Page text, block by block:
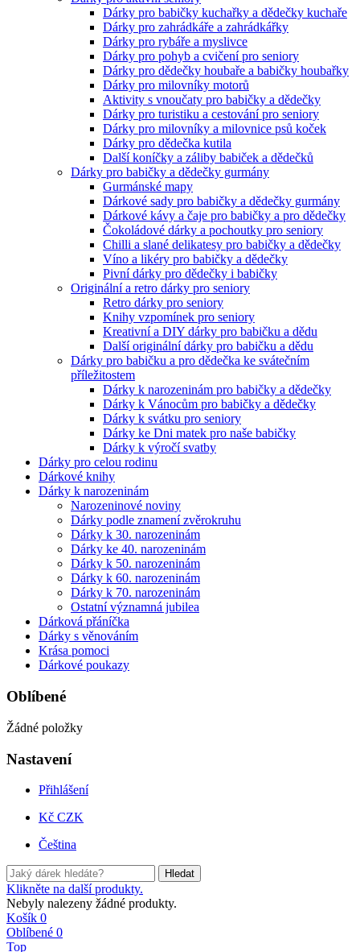
Dárky pro babičky kuchařky a dědečky kuchaře
Dárky pro zahrádkáře a zahrádkářky
Dárky pro rybáře a myslivce
Dárky pro pohyb a cvičení pro seniory
Dárky pro dědečky houbaře a babičky houbařky
Dárky pro milovníky motorů
Aktivity s vnoučaty pro babičky a dědečky
Dárky pro turistiku a cestování pro seniory
Dárky pro milovníky a milovnice psů koček
Dárky pro dědečka kutila
Další koníčky a záliby babiček a dědečků
Dárky pro babičky a dědečky gurmány
Gurmánské mapy
Dárkové sady pro babičky a dědečky gurmány
Dárkové kávy a čaje pro babičky a pro dědečky
Čokoládové dárky a pochoutky pro seniory
Chilli a slané delikatesy pro babičky a dědečky
Víno a likéry pro babičky a dědečky
Pivní dárky pro dědečky i babičky
Originální a retro dárky pro seniory
Retro dárky pro seniory
Knihy vzpomínek pro seniory
Kreativní a DIY dárky pro babičku a dědu
Další originální dárky pro babičku a dědu
Dárky pro babičku a pro dědečka ke svátečním
příležitostem
Dárky k narozeninám pro babičky a dědečky
Dárky k Vánocům pro babičky a dědečky
Dárky k svátku pro seniory
Dárky ke Dni matek pro naše babičky
Dárky k výročí svatby
Dárky pro celou rodinu
Dárkové knihy
Dárky k narozeninám
Narozeninové noviny
Dárky podle znamení zvěrokruhu
Dárky k 30. narozeninám
Dárky ke 40. narozeninám
Dárky k 50. narozeninám
Dárky k 60. narozeninám
Dárky k 70. narozeninám
Ostatní významná jubilea
Dárková přáníčka
Dárky s věnováním
Krása pomoci
Dárkové poukazy
Oblíbené
Žádné položky
Nastavení
Přihlášení
Kč CZK
Čeština
Hledat
Klikněte na další produkty.
Nebyly nalezeny žádné produkty.
Košík 0
Oblíbené 0
Top